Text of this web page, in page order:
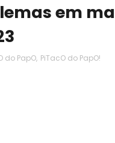
em
do PapO, PiTacO do PapO!